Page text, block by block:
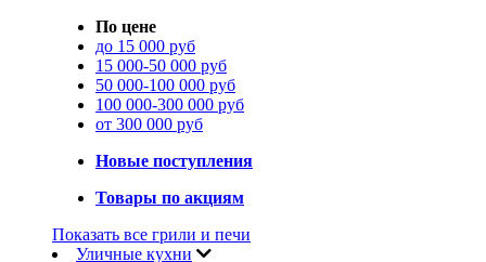
По цене
до 15 000 руб
15 000-50 000 руб
50 000-100 000 руб
100 000-300 000 руб
от 300 000 руб
Новые поступления
Товары по акциям
Показать все грили и печи
Уличные кухни